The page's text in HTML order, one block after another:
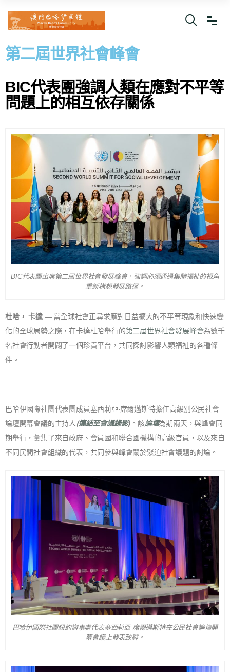
第二屆世界社會峰會
BIC代表團強調人類在應對不平等
問題上的相互依存關係
BIC代表團出席第二屆世界社會發展峰會，強調必須通過集體福祉的視角
重新構想發展路徑。
杜哈，卡達— 當全球社會正尋求應對日益擴大的不平等現象和快速變
化的全球局勢之際，在卡達杜哈舉行的第二屆世界社會發展峰會為數千
名社會行動者開闢了一個珍貴平台，共同探討影響人類福祉的各種條
件。
巴哈伊國際社團代表團成員塞西莉亞·席爾邁斯特擔任高級別公民社會
論壇開幕會議的主持人(連結至會議錄影) 。該論壇為期兩天，與峰會同
期舉行，彙集了來自政府、會員國和聯合國機構的高級官員，以及來自
不同民間社會組織的代表，共同參與峰會關於緊迫社會議題的討論。
巴哈伊國際社團紐約辦事處代表塞西莉亞·席爾邁斯特在公民社會論壇開
幕會議上發表致辭。